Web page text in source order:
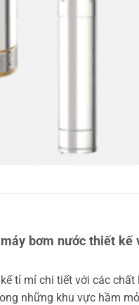
bơm nước thiết
tỉ mỉ chi tiết với các
những khu vực hầm